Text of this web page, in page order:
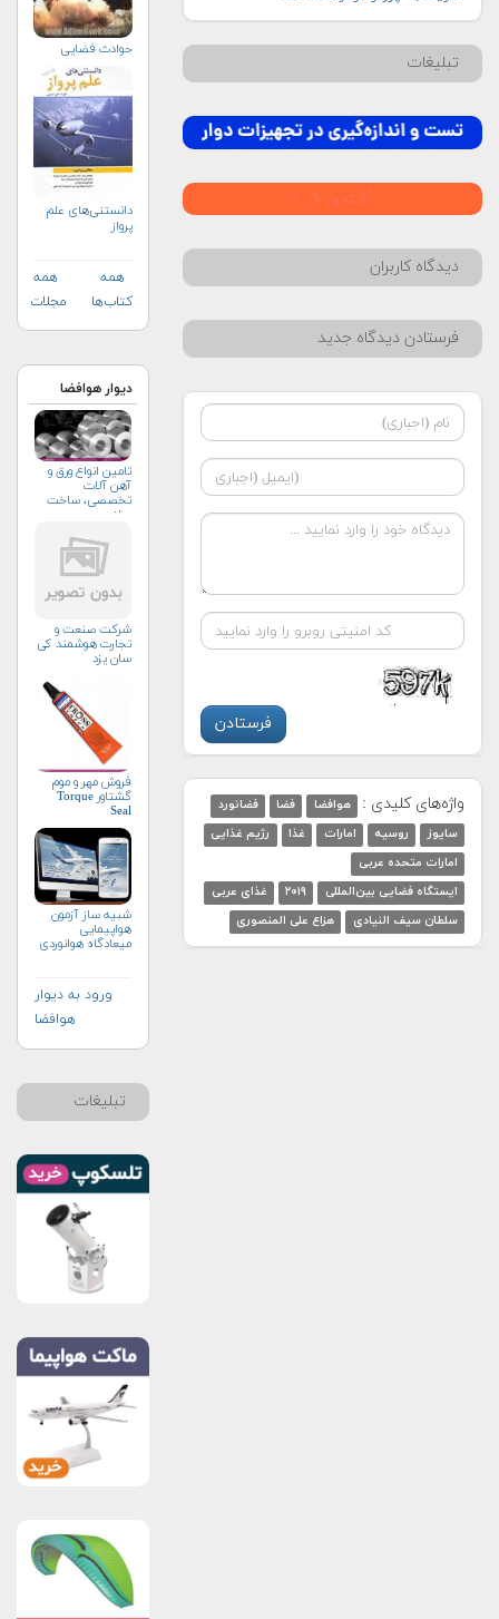
تبلیغات
دیدگاه کاربران
فرستادن دیدگاه جدید
واژه‌های کلیدی : هوافضا فضا
فضانورد
سایوز
روسیه امارات غذا
رژیم غذایی
امارات متحده عربی
ایستگاه فضایی بین‌المللی
۲۰۱۹
غذای عربی
سلطان سیف النیادی
هزاع علی المنصوری
حوادث فضایی
دانستنی‌های علم
پرواز
همه
کتاب‌ها
همه
مجلات
دیوار هوافضا
تامین انواع ورق و
آهن آلات
تخصصی، ساخت
سازه
شرکت صنعت و
تجارت هوشمند کی
سان یزد
فروش مهر و موم
گشتاور Torque
Seal
شبیه ساز آزمون
هواپیمایی
میعادگاه هوانوردی
ورود به دیوار
هوافضا
تبلیغات